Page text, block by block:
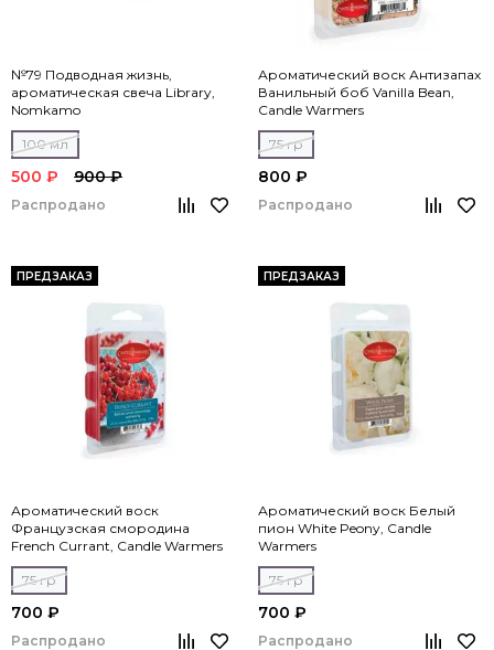
№79 Подводная жизнь,
ароматическая свеча Library,
Nomkamo
100 мл
500 ₽ 900 ₽
Распродано
Ароматический воск Антизапах
Ванильный боб Vanilla Bean,
Candle Warmers
75 гр
800 ₽
Распродано
ПРЕДЗАКАЗ
Ароматический воск
Французская смородина
French Currant, Candle Warmers
75 гр
700 ₽
Распродано
ПРЕДЗАКАЗ
Ароматический воск Белый
пион White Peony, Candle
Warmers
75 гр
700 ₽
Распродано